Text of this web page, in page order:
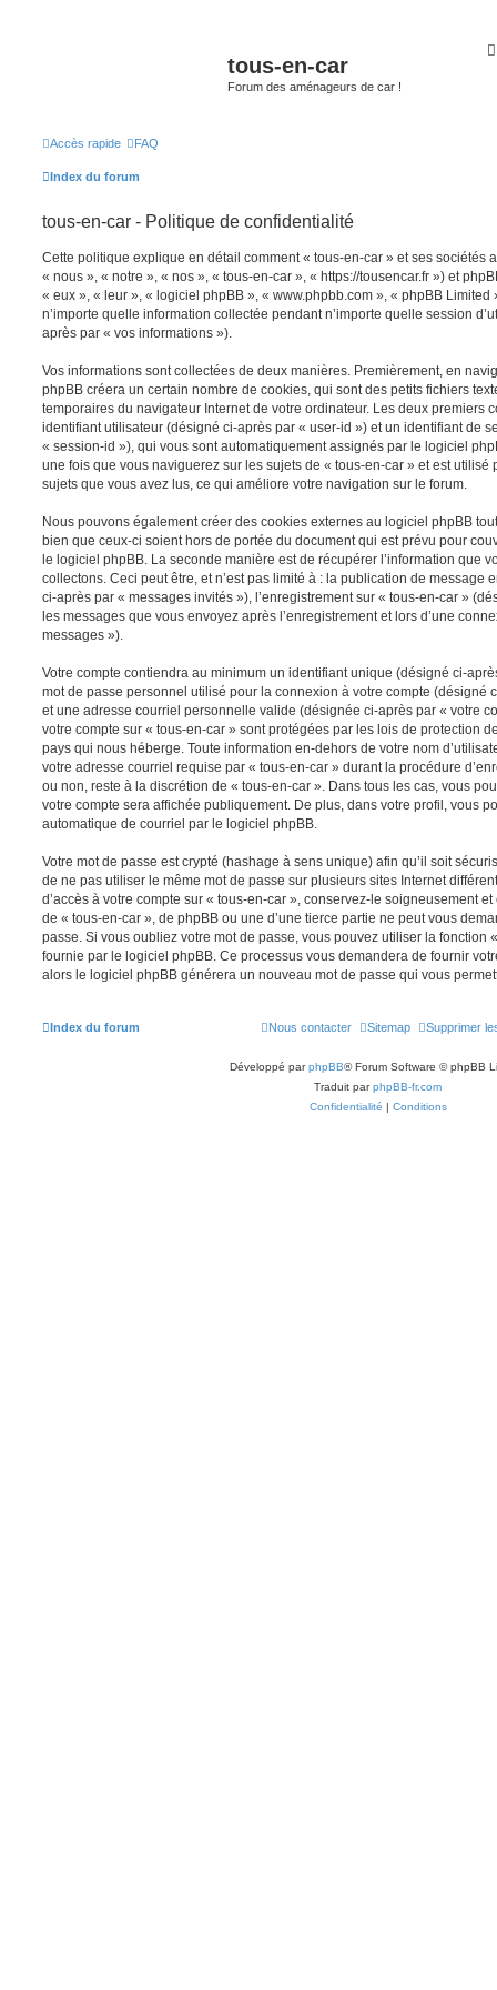
tous-en-car
Forum des aménageurs de car !
Accès rapide FAQ
Index du forum
tous-en-car - Politique de confidentialité
Cette politique explique en détail comment « tous-en-car » et ses sociétés
« nous », « notre », « nos », « tous-en-car », « https://tousencar.fr ») et
« eux », « leur », « logiciel phpBB », « www.phpbb.com », « phpBB
n’importe quelle information collectée pendant n’importe quelle session
après par « vos informations »).
Vos informations sont collectées de deux manières. Premièrement, en
phpBB créera un certain nombre de cookies, qui sont des petits fichiers
temporaires du navigateur Internet de votre ordinateur. Les deux premiers
identifiant utilisateur (désigné ci-après par « user-id ») et un identifiant de
« session-id »), qui vous sont automatiquement assignés par le logiciel
une fois que vous naviguerez sur les sujets de « tous-en-car » et est utilisé
sujets que vous avez lus, ce qui améliore votre navigation sur le forum.
Nous pouvons également créer des cookies externes au logiciel phpBB
bien que ceux-ci soient hors de portée du document qui est prévu pour
le logiciel phpBB. La seconde manière est de récupérer l’information que
collectons. Ceci peut être, et n’est pas limité à : la publication de message
ci-après par « messages invités »), l’enregistrement sur « tous-en-car »
les messages que vous envoyez après l’enregistrement et lors d’une
messages »).
Votre compte contiendra au minimum un identifiant unique (désigné ci-
mot de passe personnel utilisé pour la connexion à votre compte (désigné
et une adresse courriel personnelle valide (désignée ci-après par « votre
votre compte sur « tous-en-car » sont protégées par les lois de protection
pays qui nous héberge. Toute information en-dehors de votre nom
votre adresse courriel requise par « tous-en-car » durant la procédure
ou non, reste à la discrétion de « tous-en-car ». Dans tous les cas, vous
votre compte sera affichée publiquement. De plus, dans votre profil, vous
automatique de courriel par le logiciel phpBB.
Votre mot de passe est crypté (hashage à sens unique) afin qu’il soit
de ne pas utiliser le même mot de passe sur plusieurs sites Internet
d’accès à votre compte sur « tous-en-car », conservez-le soigneusement
de « tous-en-car », de phpBB ou une d’une tierce partie ne peut vous
passe. Si vous oubliez votre mot de passe, vous pouvez utiliser la fonction
fournie par le logiciel phpBB. Ce processus vous demandera de fournir
alors le logiciel phpBB générera un nouveau mot de passe qui vous
Index du forum Supprimer
Sitemap
Nous contacter
Développé parphpBB® Forum Software © phpBB
Traduit parphpBB-fr.com
Confidentialité | Conditions